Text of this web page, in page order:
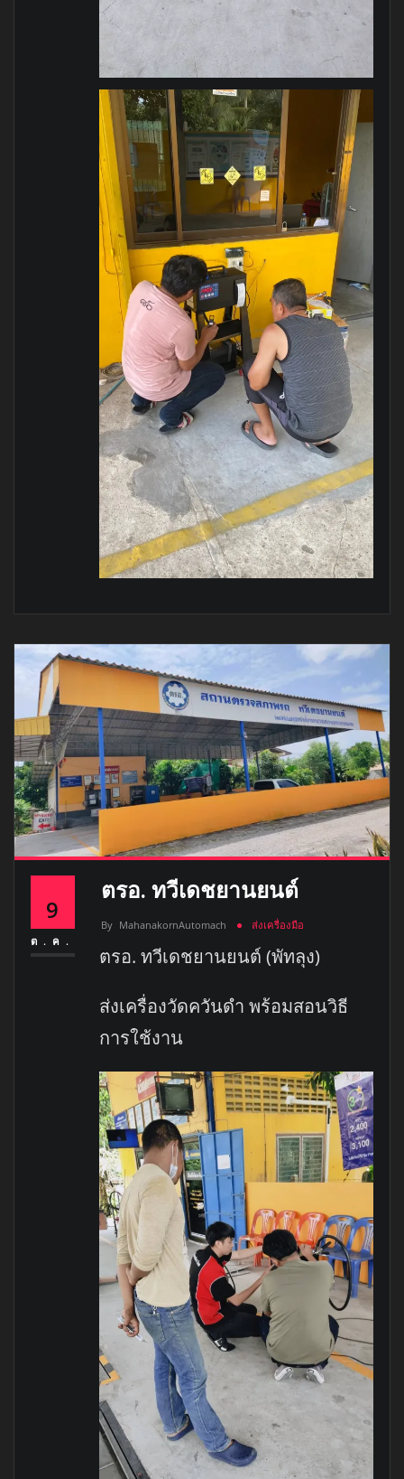
9
ต.ค.
ตรอ. ทวีเดชยานยนต์
By MahanakornAutomach ส่งเครื่องมือ
ตรอ. ทวีเดชยานยนต์ (พัทลุง)
ส่งเครื่องวัดควันดำ พร้อมสอนวิธี
การใช้งาน